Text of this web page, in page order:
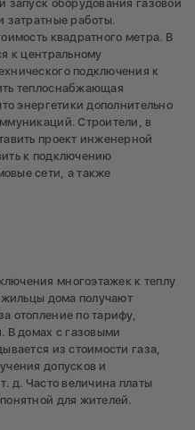
запуск оборудования газовой
затратные работы.
квадратного метра. В
к центральному
подключения к
теплоснабжающая
энергетики дополнительно
Строители, в
проект инженерной
к подключению
сети, а также
многоэтажек к теплу
дома получают
отопление по тарифу,
В домах с газовыми
из стоимости газа,
допусков и
д. Часто величина платы
для жителей.